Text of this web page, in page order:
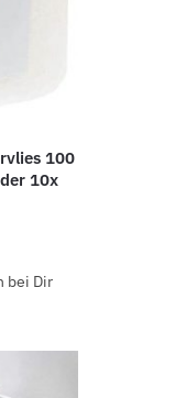
100
10x
bei Dir